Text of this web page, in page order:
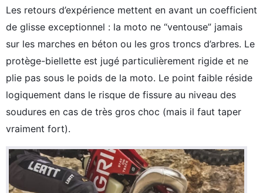
Les retours d’expérience mettent en avant un coefficient
de glisse exceptionnel : la moto ne “ventouse” jamais
sur les marches en béton ou les gros troncs d’arbres. Le
protège-biellette est jugé particulièrement rigide et ne
plie pas sous le poids de la moto. Le point faible réside
logiquement dans le risque de fissure au niveau des
soudures en cas de très gros choc (mais il faut taper
vraiment fort).